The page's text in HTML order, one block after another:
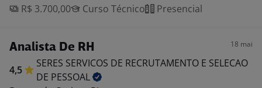
R$ 3.700,00
Curso Técnico Presencial
Analista De RH 18 mai
4,5
SERES SERVICOS DE RECRUTAMENTO E SELECAO
DE PESSOAL